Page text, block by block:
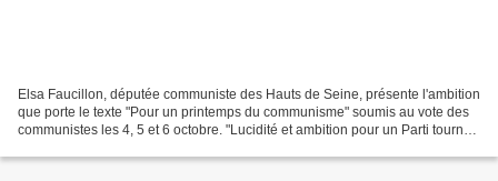
Elsa Faucillon, députée communiste des Hauts de Seine, présente l'ambition
que porte le texte "Pour un printemps du communisme" soumis au vote des
communistes les 4, 5 et 6 octobre. "Lucidité et ambition pour un Parti tourné